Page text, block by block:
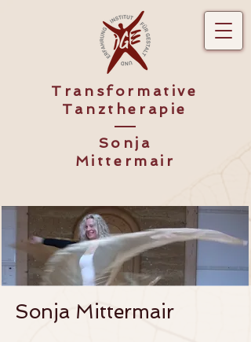
Transformative
Tanztherapie
Sonja
Mittermair
Sonja Mittermair